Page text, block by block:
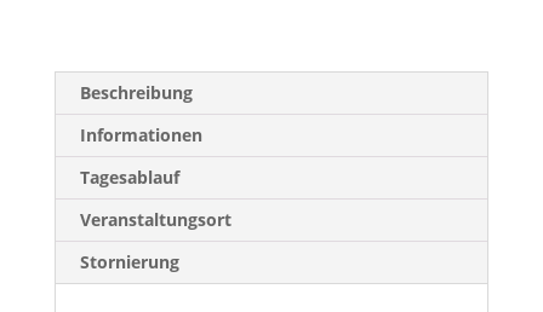
Beschreibung
Informationen
Tagesablauf
Veranstaltungsort
Stornierung